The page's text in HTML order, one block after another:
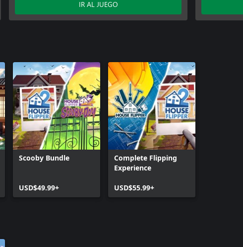
IR AL JUEGO
Scooby Bundle
USD$49.99+
Complete Flipping
Experience
USD$55.99+